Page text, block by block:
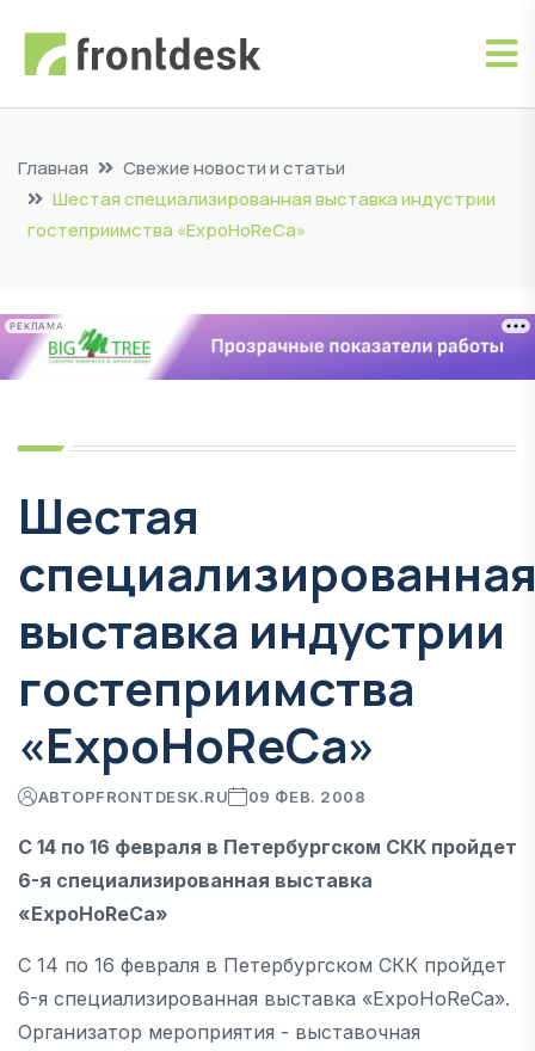
Главная
Свежие новости и статьи
Шестая специализированная выставка индустрии
гостеприимства «ExpoHoReCa»
РЕКЛАМА
Шестая
выставка индустрии
гостеприимства
«ExpoHoReCa»
АВТОРFRONTDESK.RU 09 ФЕВ. 2008
С 14 по 16 февраля в Петербургском СКК пройдет
6-я специализированная выставка
«ExpoHoReCa»
С 14 по 16 февраля в Петербургском СКК пройдет
6-я специализированная выставка «ExpoHoReCa».
Организатор мероприятия - выставочная